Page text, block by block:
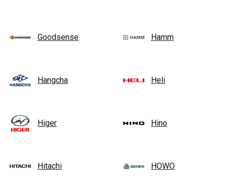
Goodsense Hamm
Hangcha Heli
Higer Hino
Hitachi HOWO